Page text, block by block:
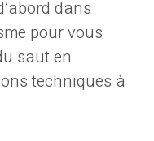
dans
pour vous
saut en
techniques à